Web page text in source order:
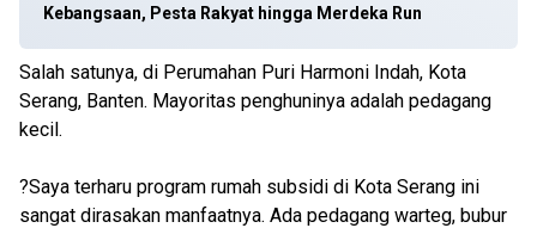
Kebangsaan, Pesta Rakyat hingga Merdeka Run
Salah satunya, di Perumahan Puri Harmoni Indah, Kota
Serang, Banten. Mayoritas penghuninya adalah pedagang
kecil.
?Saya terharu program rumah subsidi di Kota Serang ini
sangat dirasakan manfaatnya. Ada pedagang warteg, bubur